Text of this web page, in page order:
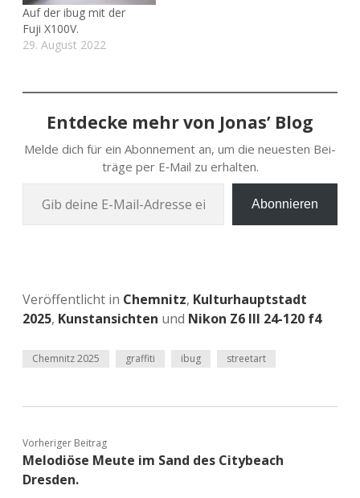
Auf der ibug mit der
Fuji X100V.
29. August 2022
Entdecke mehr von Jonas’ Blog
Melde dich für ein Abon­ne­ment an, um die neu­es­ten Bei­
trä­ge per E‑Mail zu erhalten.
Abonnieren
Veröffentlicht in Chemnitz, Kulturhauptstadt
2025, Kunstansichten und Nikon Z6 III 24-120 f4
Chemnitz 2025 graffiti ibug streetart
Vorheriger Beitrag
Melodiöse Meute im Sand des Citybeach
Dresden.